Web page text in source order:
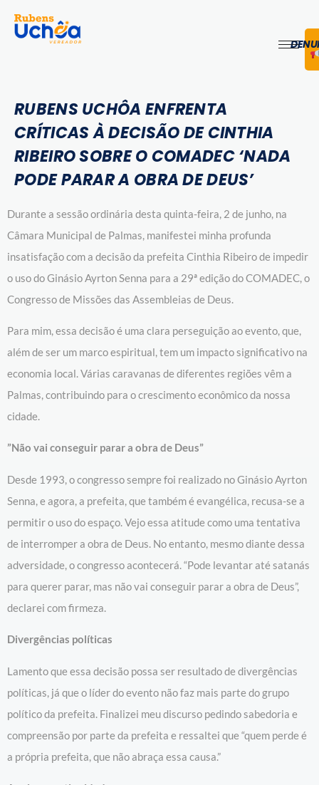
RUBENS UCHÔA ENFRENTA
CRÍTICAS À DECISÃO DE CINTHIA
RIBEIRO SOBRE O COMADEC ‘NADA
PODE PARAR A OBRA DE DEUS’
Durante a sessão ordinária desta quinta-feira, 2 de junho, na
Câmara Municipal de Palmas, manifestei minha profunda
insatisfação com a decisão da prefeita Cinthia Ribeiro de impedir
o uso do Ginásio Ayrton Senna para a 29ª edição do COMADEC, o
Congresso de Missões das Assembleias de Deus.
Para mim, essa decisão é uma clara perseguição ao evento, que,
além de ser um marco espiritual, tem um impacto significativo na
economia local. Várias caravanas de diferentes regiões vêm a
Palmas, contribuindo para o crescimento econômico da nossa
cidade.
”Não vai conseguir parar a obra de Deus”
Desde 1993, o congresso sempre foi realizado no Ginásio Ayrton
Senna, e agora, a prefeita, que também é evangélica, recusa-se a
permitir o uso do espaço. Vejo essa atitude como uma tentativa
de interromper a obra de Deus. No entanto, mesmo diante dessa
adversidade, o congresso acontecerá. “Pode levantar até satanás
para querer parar, mas não vai conseguir parar a obra de Deus”,
declarei com firmeza.
Divergências políticas
Lamento que essa decisão possa ser resultado de divergências
políticas, já que o líder do evento não faz mais parte do grupo
político da prefeita. Finalizei meu discurso pedindo sabedoria e
compreensão por parte da prefeita e ressaltei que “quem perde é
a própria prefeita, que não abraça essa causa.”